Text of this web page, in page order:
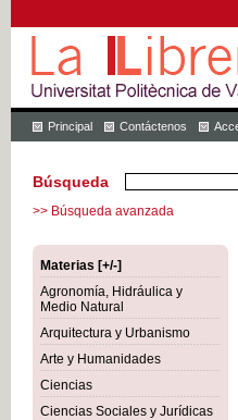
Principal Contáctenos
Búsqueda
>> Búsqueda avanzada
Materias [+/-]
Agronomía, Hidráulica y
Medio Natural
Arquitectura y Urbanismo
Arte y Humanidades
Ciencias
Ciencias Sociales y Jurídicas